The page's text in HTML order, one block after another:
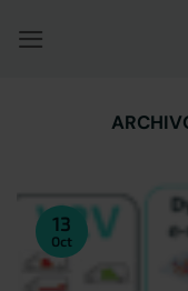
13
Oct